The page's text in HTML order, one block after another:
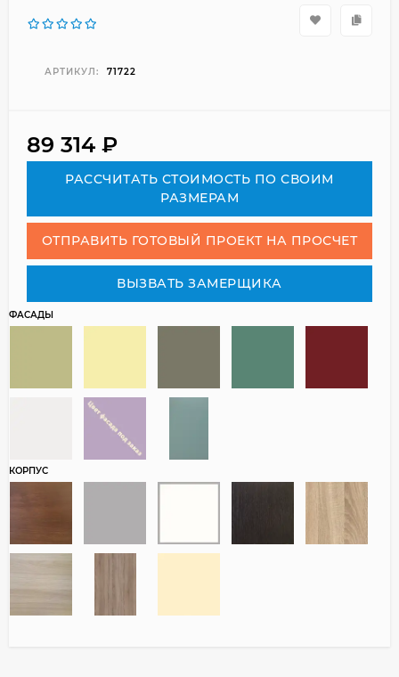
АРТИКУЛ: 71722
89 314 ₽
РАСCЧИТАТЬ СТОИМОСТЬ ПО СВОИМ
РАЗМЕРАМ
ОТПРАВИТЬ ГОТОВЫЙ ПРОЕКТ НА ПРОСЧЕТ
ВЫЗВАТЬ ЗАМЕРЩИКА
ФАСАДЫ
КОРПУС